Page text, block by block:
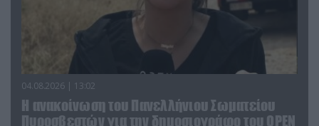
04.08.2026 | 13:02
Η ανακοίνωση του Πανελλήνιου Σωματείου
Πυροσβεστών για την δημοσιογράφο του OPEN